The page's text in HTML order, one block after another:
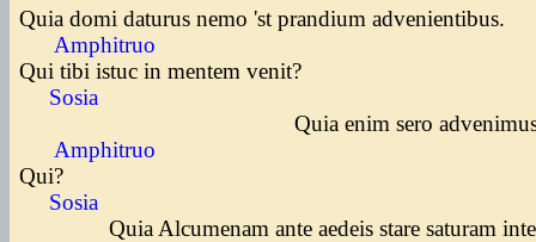
Quia domi daturus nemo 'st prandium advenientibus.
Amphitruo
Qui tibi istuc in mentem venit?
Sosia
Quia enim sero
Amphitruo
Qui?
Sosia
Quia Alcumenam ante aedeis stare saturam